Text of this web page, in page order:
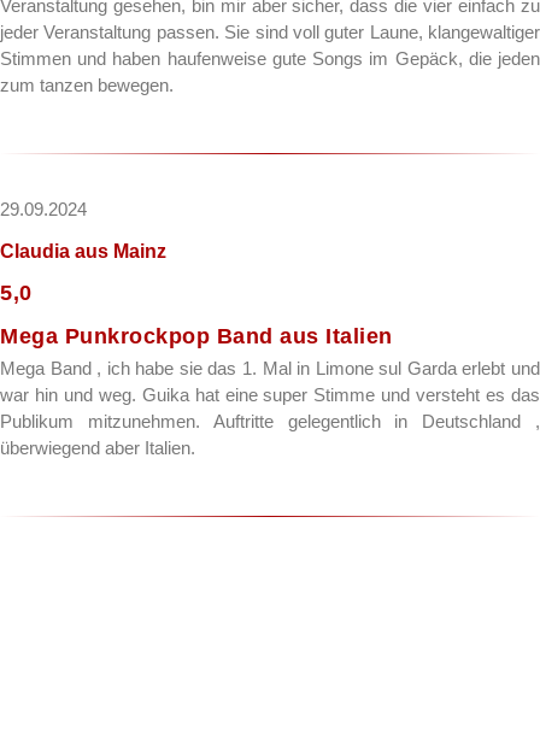
Veranstaltung gesehen, bin mir aber sicher, dass die vier einfach zu
jeder Veranstaltung passen. Sie sind voll guter Laune, klangewaltiger
Stimmen und haben haufenweise gute Songs im Gepäck, die jeden
zum tanzen bewegen.
29.09.2024
Claudia aus Mainz
5,0
Mega Punkrockpop Band aus Italien
Mega Band , ich habe sie das 1. Mal in Limone sul Garda erlebt und
war hin und weg. Guika hat eine super Stimme und versteht es das
Publikum mitzunehmen. Auftritte gelegentlich in Deutschland ,
überwiegend aber Italien.